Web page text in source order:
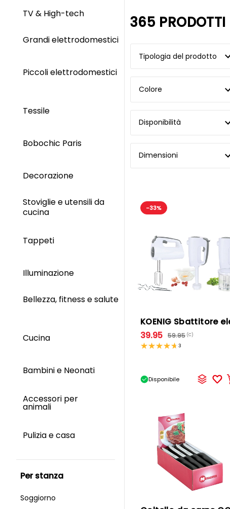
TV & High-tech
Grandi elettrodomestici
Piccoli elettrodomestici
Tessile
Bobochic Paris
Decorazione
Stoviglie e utensili da
cucina
Tappeti
Illuminazione
Bellezza, fitness e salute
Cucina
Bambini e Neonati
Accessori per
animali
Pulizia e casa
per stanza
Soggiorno
365 PRODOTTI
Tipologia del prodotto
Colore
Disponibilità
Dimensioni
-33%
39.95 59.95 (C)
3
Disponibile